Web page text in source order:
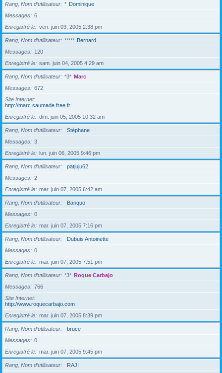
Rang, Nom d’utilisateur * Dominique
Messages
6
Enregistré le
ven. juin 03, 2005 2:38 pm
Rang, Nom d’utilisateur ***** Bernard
Messages
120
Enregistré le
sam. juin 04, 2005 4:29 am
Rang, Nom d’utilisateur *3* Marc
Messages
672
Site Internet
http://marc.saumade.free.fr
Enregistré le
dim. juin 05, 2005 10:32 am
Rang, Nom d’utilisateur
Stéphane
Messages
3
Enregistré le
lun. juin 06, 2005 9:46 pm
Rang, Nom d’utilisateur
patjuju62
Messages
2
Enregistré le
mar. juin 07, 2005 6:42 am
Rang, Nom d’utilisateur
Banquo
Messages
0
Enregistré le
mar. juin 07, 2005 7:16 pm
Rang, Nom d’utilisateur
Dubuis Antoinette
Messages
0
Enregistré le
mar. juin 07, 2005 7:51 pm
Rang, Nom d’utilisateur *3* Roque Carbajo
Messages
766
Site Internet
http://www.roquecarbajo.com
Enregistré le
mar. juin 07, 2005 8:39 pm
Rang, Nom d’utilisateur
bruce
Messages
0
Enregistré le
mar. juin 07, 2005 9:45 pm
Rang, Nom d’utilisateur
RAJI